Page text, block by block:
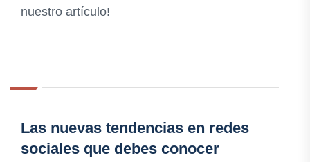
nuestro artículo!
Las nuevas tendencias en redes
sociales que debes conocer